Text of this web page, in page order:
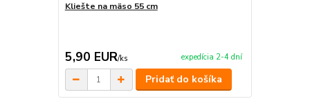
Kliešte na mäso 55 cm
5,90 EUR/ks expedícia 2-4 dní
Pridať do košíka